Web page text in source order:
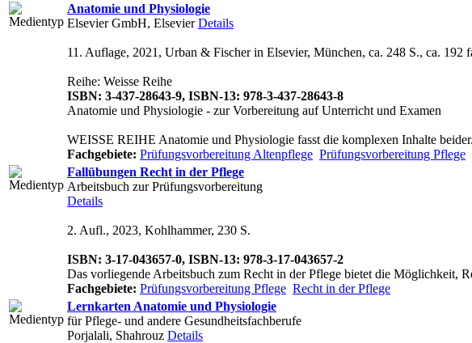
Anatomie und Physiologie
Elsevier GmbH, ElsevierDetails
11. Auflage, 2021, Urban & Fischer in Elsevier, München, ca. 248 S., ca. 192
Reihe: Weisse Reihe
ISBN: 3-437-28643-9, ISBN-13: 978-3-437-28643-8
Anatomie und Physiologie - zur Vorbereitung auf Unterricht und Examen
WEISSE REIHE Anatomie und Physiologie fasst die komplexen Inhalte
Fachgebiete: Prüfungsvorbereitung Altenpflege Prüfungsvorbereitung Pflege
Fallübungen Recht in der Pflege
Arbeitsbuch zur Prüfungsvorbereitung
Details
2. Aufl., 2023, Kohlhammer, 230 S.
ISBN: 3-17-043657-0, ISBN-13: 978-3-17-043657-2
Das vorliegende Arbeitsbuch zum Recht in der Pflege bietet die Möglichkeit,
Fachgebiete: Prüfungsvorbereitung Pflege Recht in der Pflege
Lernkarten Anatomie und Physiologie
für Pflege- und andere Gesundheitsfachberufe
Porjalali, Shahrouz Details